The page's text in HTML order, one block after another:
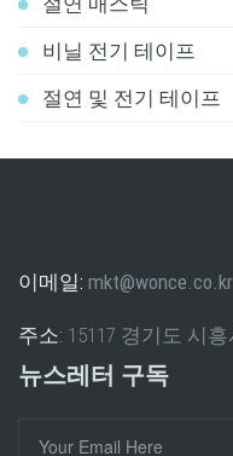
비닐 전기 테이프
절연 및 전기 테이프
이메일: mkt@wonce.co.kr
주소: 15117 경기도 시
뉴스레터 구독